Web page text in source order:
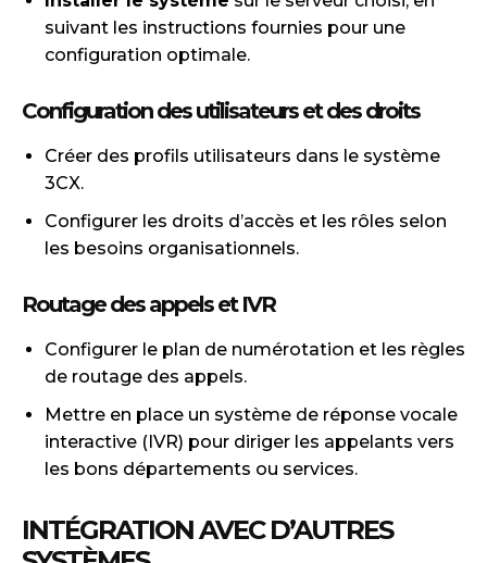
suivant les instructions fournies pour une
configuration optimale.
Configuration des utilisateurs et des droits
Créer des profils utilisateurs dans le système
3CX.
Configurer les droits d’accès et les rôles selon
les besoins organisationnels.
Routage des appels et IVR
Configurer le plan de numérotation et les règles
de routage des appels.
Mettre en place un système de réponse vocale
interactive (IVR) pour diriger les appelants vers
les bons départements ou services.
INTÉGRATION AVEC D’AUTRES